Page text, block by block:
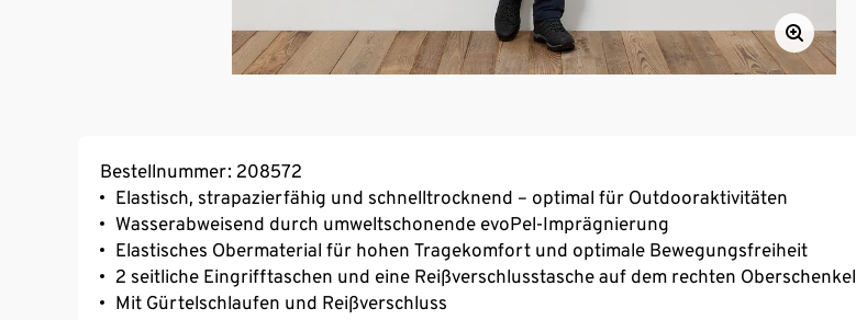
Bestellnummer: 208572
Elastisch, strapazierfähig und schnelltrocknend – optimal für Outdooraktivitäten
Wasserabweisend durch umweltschonende evoPel-Imprägnierung
Elastisches Obermaterial für hohen Tragekomfort und optimale Bewegungsfreiheit
2 seitliche Eingrifftaschen und eine Reißverschlusstasche auf dem rechten Oberschenkel
Mit Gürtelschlaufen und Reißverschluss